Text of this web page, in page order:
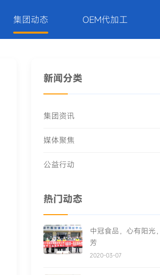
集团动态 OEM代加工
新闻分类
集团资讯
媒体聚焦
公益行动
热门动态
中冠食品，心有阳光
芳
2020-03-07